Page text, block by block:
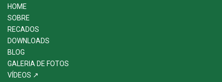
HOME
SOBRE
RECADOS
DOWNLOADS
BLOG
GALERIA DE FOTOS
VÍDEOS ↗